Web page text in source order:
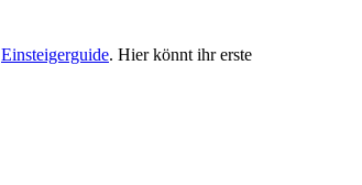
Einsteigerguide. Hier könnt ihr erste